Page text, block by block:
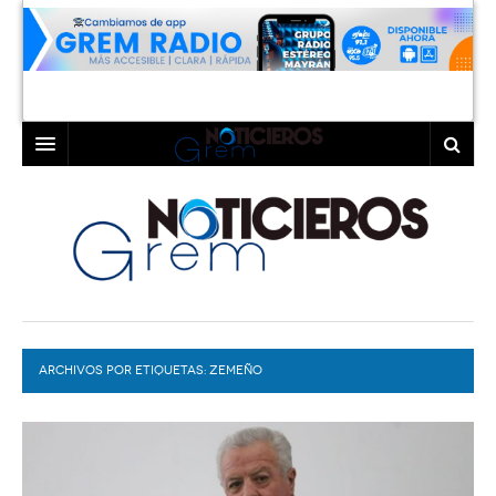
LAGUNA
TORREÓN
GÓMEZ PALACIO
LERDO
COAHUILA
DURANGO
DEPORTES
ARCHIVOS POR ETIQUETAS: ZEMEÑO